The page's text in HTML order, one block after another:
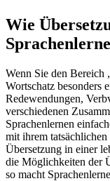
Wie
Wenn Sie den Bereich
Wortschatz besonders
Redewendungen,
verschiedenen
Sprachenlernen
mit ihrem
Übersetzung in einer
die Möglichkeiten der
so macht